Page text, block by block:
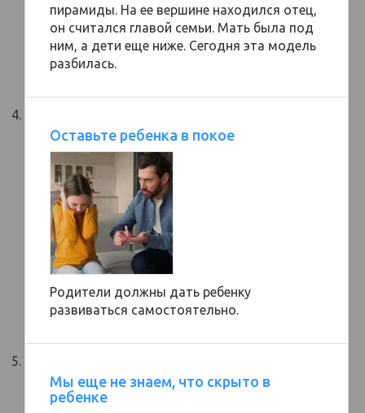
пирамиды. На ее вершине находился отец,
он считался главой семьи. Мать была под
ним, а дети еще ниже. Сегодня эта модель
разбилась.
Оставьте ребенка в покое
Родители должны дать ребенку
развиваться самостоятельно.
Мы еще не знаем, что скрыто в
ребенке